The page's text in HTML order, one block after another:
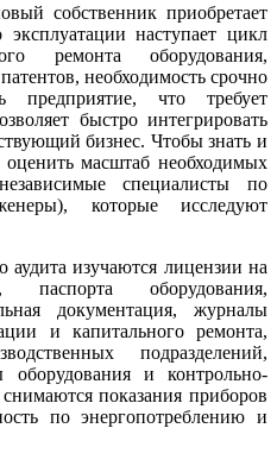
собственник приобретает
наступает цикл
ремонта оборудования,
необходимость срочно
предприятие, что требует
быстро интегрировать
бизнес. Чтобы знать и
масштаб необходимых
специалисты по
которые исследуют
аудита изучаются лицензии на
паспорта оборудования,
документация, журналы
и капитального ремонта,
подразделений,
оборудования и контрольно-
показания приборов
по энергопотреблению и